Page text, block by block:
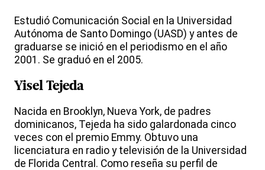
Estudió Comunicación Social en la Universidad
Autónoma de Santo Domingo (UASD) y antes de
graduarse se inició en el periodismo en el año
2001. Se graduó en el 2005.
Yisel Tejeda
Nacida en Brooklyn, Nueva York, de padres
dominicanos, Tejeda ha sido galardonada cinco
veces con el premio Emmy. Obtuvo una
licenciatura en radio y televisión de la Universidad
de Florida Central. Como reseña su perfil de